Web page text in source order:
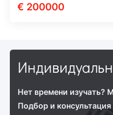
€ 200000
Нет времени изучать?
Подбор и